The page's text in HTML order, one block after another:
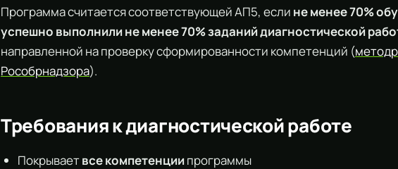
Программа считается соответствующей АП5, если не менее 70%
успешно выполнили не менее 70% заданий диагностической
направленной на проверку сформированности компетенций (
Рособрнадзора).
Требования к диагностической работе
Покрываетвсе компетенциипрограммы